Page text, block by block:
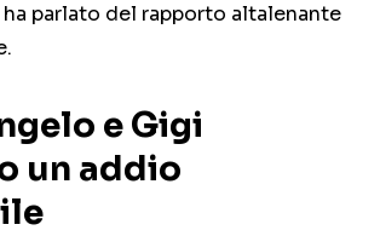
ha parlato del rapporto altalenante
e Gigi
un addio